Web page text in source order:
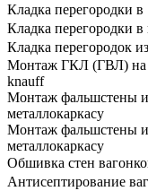
Кладка перегородки
Кладка перегородки
Кладка перегородок
Монтаж ГКЛ (ГВЛ) на
knauff
Монтаж фальшстены
металлокаркасу
Монтаж фальшстены
металлокаркасу
Обшивка стен
Антисептирование